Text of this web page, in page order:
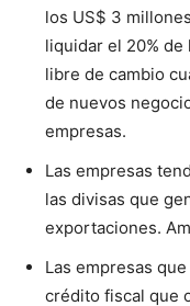
los US$ 3
liquidar el 20%
libre de cambio
de nuevos
empresas.
Las empresas
las divisas que
exportaciones.
Las empresas
crédito fiscal que